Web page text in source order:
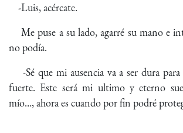
-Luis, acércate.
Me puse a su lado, agarré su mano e
no podía.
-Sé que mi ausencia va a ser dura
fuerte. Este será mi ultimo y eterno
mío…, ahora es cuando por fin podré